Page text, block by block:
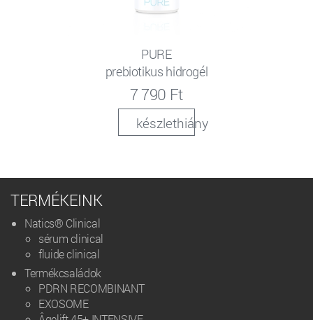
PURE
prebiotikus hidrogél
7 790 Ft
készlethiány
TERMÉKEINK
Natics® Clinical
sérum clinical
fluide clinical
Termékcsaládok
PDRN RECOMBINANT
EXOSOME